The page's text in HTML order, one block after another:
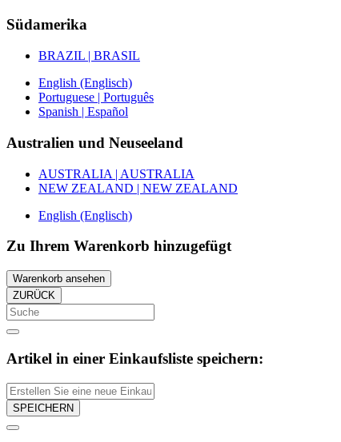
Südamerika
BRAZIL | BRASIL
English (Englisch)
Portuguese | Português
Spanish | Español
Australien und Neuseeland
AUSTRALIA | AUSTRALIA
NEW ZEALAND | NEW ZEALAND
English (Englisch)
Zu Ihrem Warenkorb hinzugefügt
Warenkorb ansehen
ZURÜCK
Artikel in einer Einkaufsliste speichern:
SPEICHERN